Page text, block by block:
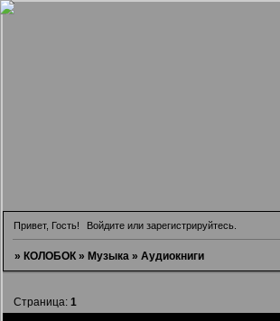
Привет, Гость! Войдите илизарегистрируйтесь
» КОЛОБОК » Музыка » Аудиокниги
Страница: 1